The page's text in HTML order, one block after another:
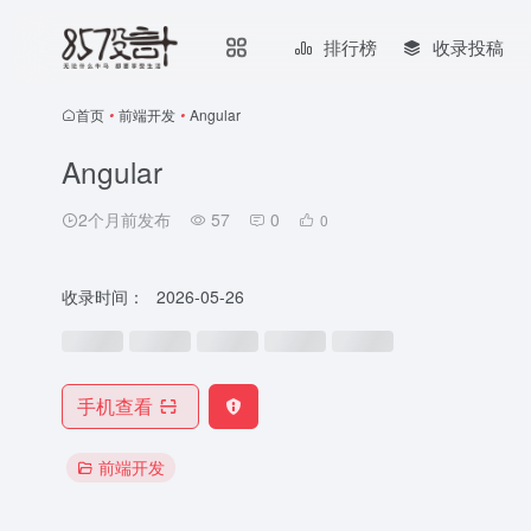
排行榜 收录投稿
首页 • 前端开发 • Angular
Angular
2个月前发布 57 0 0
收录时间： 2026-05-26
手机查看
前端开发